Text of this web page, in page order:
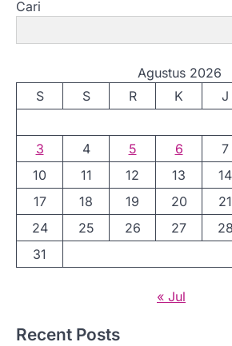
Cari
Agustus 2026
S
S R K J
3
4 5 6 7
10
11 12 13 14
17
18 19 20 21
24
25 26 27 28
31
« Jul
Recent Posts